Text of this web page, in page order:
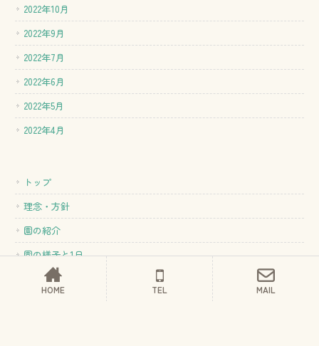
2022年10月
2022年9月
2022年7月
2022年6月
2022年5月
2022年4月
トップ
理念・方針
園の紹介
園の様子と1日
入園案内
HOME TEL MAIL